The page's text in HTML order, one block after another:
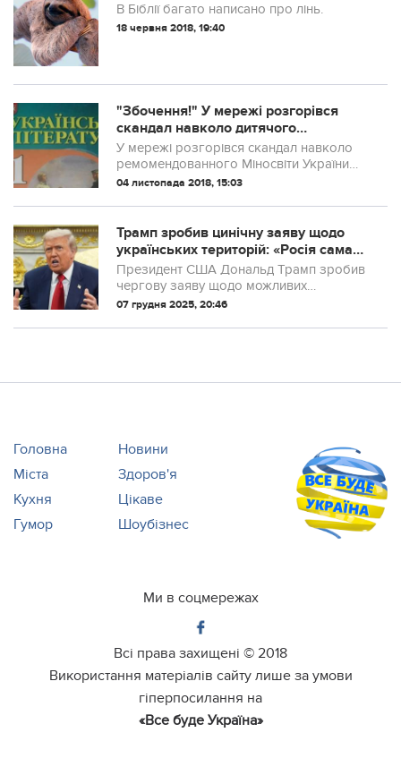
В Біблії багато написано про лінь.
18 червня 2018, 19:40
"Збочення!" У мережі розгорівся
скандал навколо дитячого
підручника для українських шкіл
У мережі розгорівся скандал навколо
ремомендованного Міносвіти України
підручника літератури для 11-го класу. У
гомосексуальних зв'язків.
04 листопада 2018, 15:03
Трамп зробив цинічну заяву щодо
українських територій: «Росія сама
захопить»
Президент США Дональд Трамп зробив
чергову заяву щодо можливих
територіальних рішень у межах мирного
07 грудня 2025, 20:46
Головна
Новини
Міста
Здоров'я
Кухня
Цікаве
Гумор
Шоубізнес
Ми в соцмережах
Всі права захищені © 2018
Використання матеріалів сайту лише за умови
гіперпосилання на
«Все буде Україна»